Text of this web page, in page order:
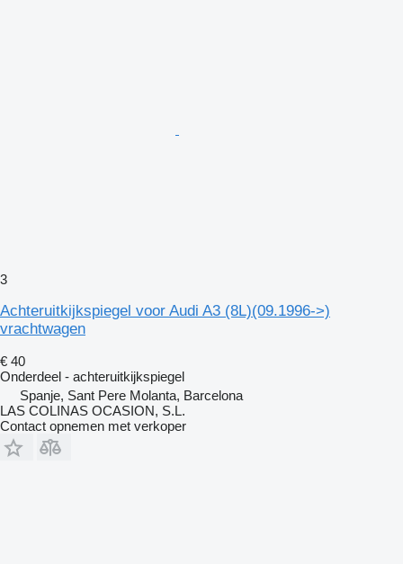
3
Achteruitkijkspiegel voor Audi A3 (8L)(09.1996->)
vrachtwagen
€ 40
Onderdeel - achteruitkijkspiegel
Spanje, Sant Pere Molanta, Barcelona
LAS COLINAS OCASION, S.L.
Contact opnemen met verkoper